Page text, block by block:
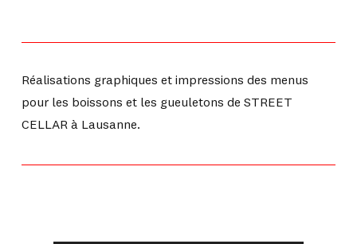
Réalisations graphiques et impressions des menus
pour les boissons et les gueuletons de STREET
CELLAR à Lausanne.